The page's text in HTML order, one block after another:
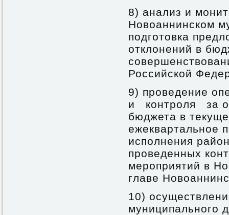
8) анализ и
Новоаннинском
подготовка
отклонений в
Российской
9) проведение
и контроля за
бюджета в
ежеквартальное
исполнения
проведенных
мероприятий в
главе
10)
муниципального